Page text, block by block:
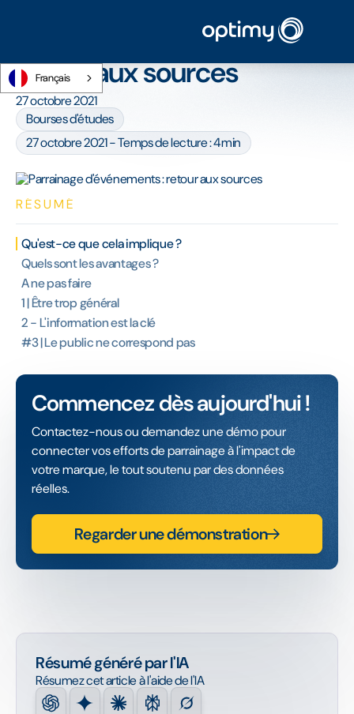
Français
Parrainage d'événements :
retour aux sources
27 octobre 2021
Bourses d'études
27 octobre 2021 - Temps de lecture : 4min
Résumé généré par l'IA
Résumez cet article à l'aide de l'IA
RÉSUMÉ
Qu'est-ce que cela implique ?
Quels sont les avantages ?
A ne pas faire
1 | Être trop général
2 - L'information est la clé
#3 | Le public ne correspond pas
Commencez dès aujourd'hui !
Contactez-nous ou demandez une démo pour
connecter vos efforts de parrainage à l'impact de
votre marque, le tout soutenu par des données
réelles.
Regarder une démonstration